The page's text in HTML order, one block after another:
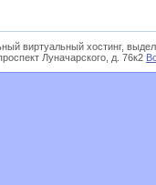
виртуальный хостинг,
Луначарского, д. 76к2